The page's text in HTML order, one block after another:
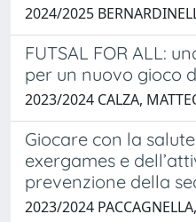
2024/2025
FUTSAL FOR ALL:
per un nuovo gioco
2023/2024 CALZA,
Giocare con la
exergames e
prevenzione della
2023/2024